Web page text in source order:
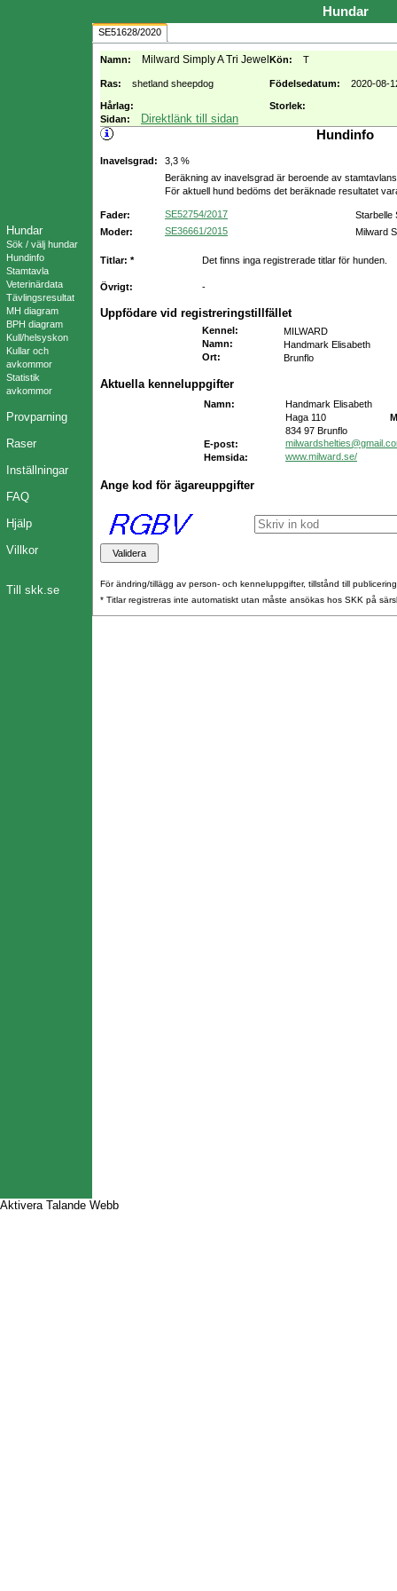
Hundar
Sök / välj hundar
Hundinfo
Stamtavla
Veterinärdata
Tävlingsresultat
MH diagram
BPH diagram
Kull/helsyskon
Kullar och
avkommor
Statistik
avkommor
Provparning
Raser
Inställningar
FAQ
Hjälp
Villkor
Till skk.se
Hundar
SE51628/2020
Namn: Milward Simply A Tri Jewel Kön: T
Ras: shetland sheepdog Födelsedatum: 2020-08-
Hårlag:
Storlek:
Sidan:
Direktlänk till sidan
Hundinfo
Inavelsgrad:
3,3 %
Beräkning av inavelsgrad är beroende av
För aktuell hund bedöms det beräknade resultatet
Fader: SE52754/2017
Starbelle
Moder:
SE36661/2015 Milward
Titlar: * Det finns inga registrerade titlar för hunden.
Övrigt: -
Uppfödare vid registreringstillfället
Kennel :
MILWARD
Namn:
Handmark Elisabeth
Ort: Brunflo
Aktuella kenneluppgifter
Namn:
Handmark Elisabeth
Haga 110
834 97 Brunflo
E-post:
Hemsida:
www.milward.se/
Ange kod för ägareuppgifter
För ändring/tillägg av person- och kenneluppgifter, tillstånd till
* Titlar registreras inte automatiskt utan måste ansökas hos SKK på
Aktivera Talande Webb